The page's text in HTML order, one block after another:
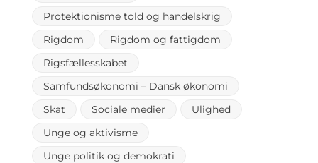
Protektionisme told og handelskrig
Rigdom
Rigdom og fattigdom
Rigsfællesskabet
Samfundsøkonomi – Dansk økonomi
Skat
Sociale medier
Ulighed
Unge og aktivisme
Unge politik og demokrati